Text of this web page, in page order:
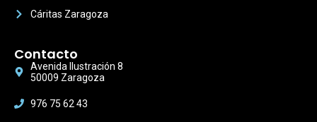
Cáritas Zaragoza
Contacto
Avenida Ilustración 8
50009 Zaragoza
976 75 62 43